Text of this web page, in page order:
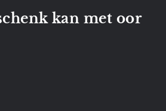
kan met oor